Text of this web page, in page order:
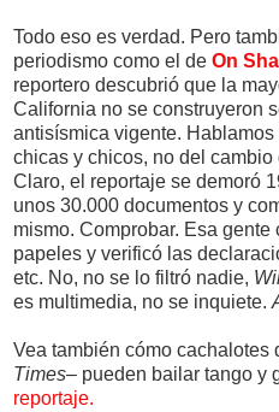
Todo eso es verdad. Pero
periodismo como el de On
reportero descubrió que la
California no se construyeron
antisísmica vigente.
chicas y chicos, no del
Claro, el reportaje se demoró
unos 30.000 documentos y
mismo. Comprobar. Esa
papeles y verificó las
etc. No, no se lo filtró nadie,
es multimedia, no se inquiete.
Vea también cómo cachalotes
Times– pueden bailar tango y
reportaje.